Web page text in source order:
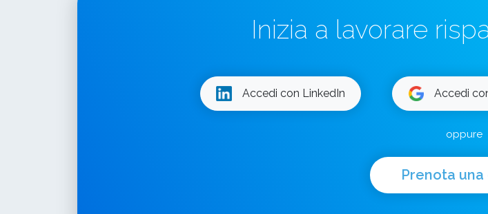
Inizia a lavorare
Accedi con LinkedIn Accedi
oppure
Prenota